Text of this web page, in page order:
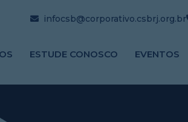
infocsb@corporativo.csbrj.org.br
ESTUDE CONOSCO EVENTOS